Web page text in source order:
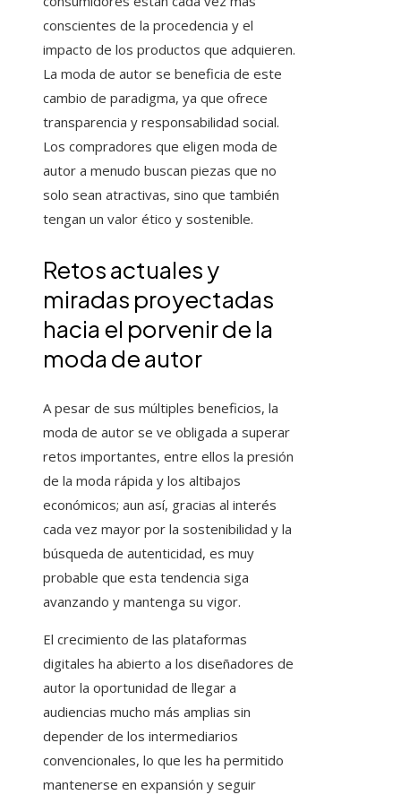
conscientes de la procedencia y el
impacto de los productos que adquieren.
La moda de autor se beneficia de este
cambio de paradigma, ya que ofrece
transparencia y responsabilidad social.
Los compradores que eligen moda de
autor a menudo buscan piezas que no
solo sean atractivas, sino que también
tengan un valor ético y sostenible.
Retos actuales y
miradas proyectadas
hacia el porvenir de la
moda de autor
A pesar de sus múltiples beneficios, la
moda de autor se ve obligada a superar
retos importantes, entre ellos la presión
de la moda rápida y los altibajos
económicos; aun así, gracias al interés
cada vez mayor por la sostenibilidad y la
búsqueda de autenticidad, es muy
probable que esta tendencia siga
avanzando y mantenga su vigor.
El crecimiento de las plataformas
digitales ha abierto a los diseñadores de
autor la oportunidad de llegar a
audiencias mucho más amplias sin
depender de los intermediarios
convencionales, lo que les ha permitido
mantenerse en expansión y seguir